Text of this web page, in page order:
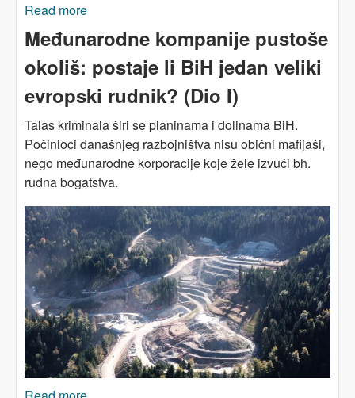
Read more
„Ovo je barbarstvo“
Međunarodne kompanije pustoše
okoliš: postaje li BiH jedan veliki
evropski rudnik? (Dio I)
Talas kriminala širi se planinama i dolinama BiH.
Počinioci današnjeg razbojništva nisu obični mafijaši,
nego međunarodne korporacije koje žele izvući bh.
rudna bogatstva.